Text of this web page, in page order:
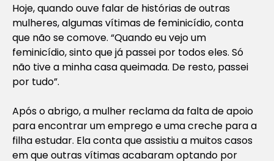
Hoje, quando ouve falar de histórias de outras
mulheres, algumas vítimas de feminicídio, conta
que não se comove. “Quando eu vejo um
feminicídio, sinto que já passei por todos eles. Só
não tive a minha casa queimada. De resto, passei
por tudo”.
Após o abrigo, a mulher reclama da falta de apoio
para encontrar um emprego e uma creche para a
filha estudar. Ela conta que assistiu a muitos casos
em que outras vítimas acabaram optando por